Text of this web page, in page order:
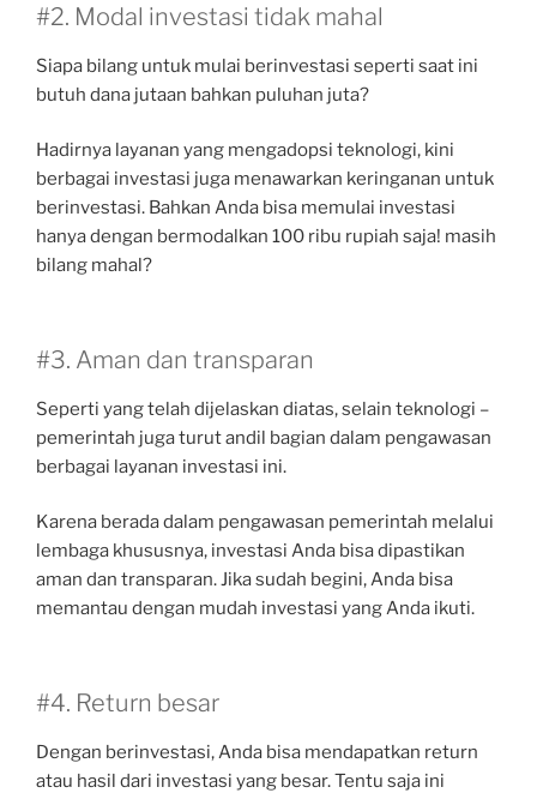
#2. Modal investasi tidak mahal
Siapa bilang untuk mulai berinvestasi seperti saat ini
butuh dana jutaan bahkan puluhan juta?
Hadirnya layanan yang mengadopsi teknologi, kini
berbagai investasi juga menawarkan keringanan untuk
berinvestasi. Bahkan Anda bisa memulai investasi
hanya dengan bermodalkan 100 ribu rupiah saja! masih
bilang mahal?
#3. Aman dan transparan
Seperti yang telah dijelaskan diatas, selain teknologi –
pemerintah juga turut andil bagian dalam pengawasan
berbagai layanan investasi ini.
Karena berada dalam pengawasan pemerintah melalui
lembaga khususnya, investasi Anda bisa dipastikan
aman dan transparan. Jika sudah begini, Anda bisa
memantau dengan mudah investasi yang Anda ikuti.
#4. Return besar
Dengan berinvestasi, Anda bisa mendapatkan return
atau hasil dari investasi yang besar. Tentu saja ini